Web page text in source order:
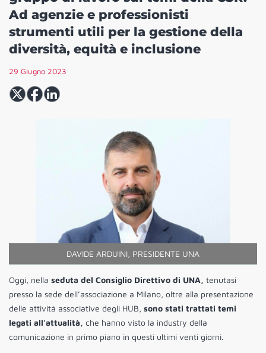
Ad agenzie e professionisti
strumenti utili per la gestione della
diversità, equità e inclusione
29 Giugno 2023
DAVIDE ARDUINI, PRESIDENTE UNA
Oggi, nella seduta del Consiglio Direttivo di UNA, tenutasi
presso la sede dell’associazione a Milano, oltre alla presentazione
delle attività associative degli HUB, sono stati trattati temi
legati all’attualità, che hanno visto la industry della
comunicazione in primo piano in questi ultimi venti giorni.